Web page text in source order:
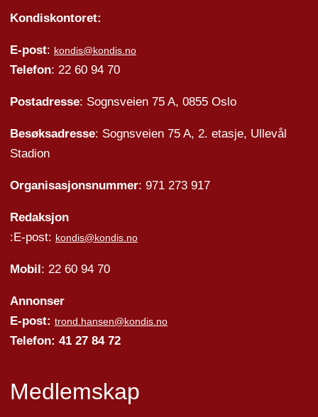
Kondiskontoret:
E-post: kondis@kondis.no
Telefon: 22 60 94 70
Postadresse: Sognsveien 75 A, 0855 Oslo
Besøksadresse: Sognsveien 75 A, 2. etasje, Ullevål
Stadion
Organisasjonsnummer: 971 273 917
Redaksjon
:E-post: kondis@kondis.no
Mobil: 22 60 94 70
Annonser
E-post: trond.hansen@kondis.no
Telefon: 41 27 84 72
Medlemskap